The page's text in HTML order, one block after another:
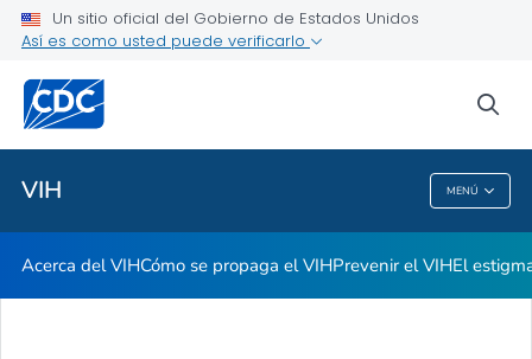
Un sitio oficial del Gobierno de Estados Unidos
Así es como usted puede verificarlo
VIH MENÚ
El estigma y el VIH
Temas relacionados
VIH
Acerca del VIHCómo se propaga el VIHPrevenir el VIHEl